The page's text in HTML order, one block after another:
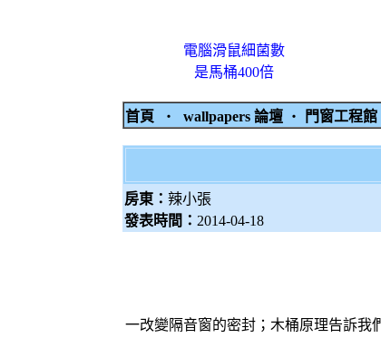
電腦滑鼠細菌數
是馬桶400倍
首頁 ‧ wallpapers 論壇 ‧ 門窗工程
房東： 辣小張
發表時間： 2014-04-18
一改變隔音窗的密封；木桶原理告訴我